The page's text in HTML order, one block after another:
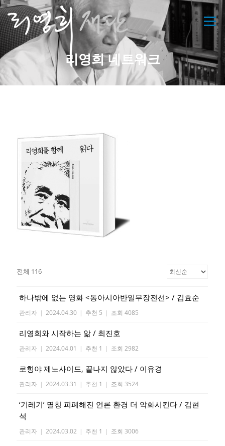
콘
텐
츠
로
바
로
가
기
메뉴
리영희 네트워크
전체 116
하나밖에 없는 영화 <동아시아반일무장전선> / 김효순
관리자 | 2024.04.30 | 추천 5 | 조회 4085
리영희와 시작하는 앎 / 최진호
관리자 | 2024.04.01 | 추천 1 | 조회 2982
로힝야 제노사이드, 끝나지 않았다 / 이유경
관리자 | 2024.03.31 | 추천 1 | 조회 3524
‘기레기’ 멸칭 피폐해진 언론 환경 더 악화시킨다 / 김현
석
관리자 | 2024.03.02 | 추천 1 | 조회 3006